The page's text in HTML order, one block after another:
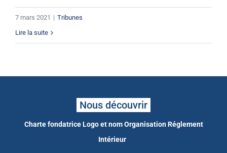
7 mars 2021 | Tribunes
Lire la suite
Nous découvrir
Charte fondatrice Logo et nom Organisation Réglement
Intérieur